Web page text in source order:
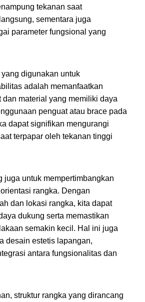
tekanan saat
sementara juga
parameter fungsional yang
digunakan untuk
adalah memanfaatkan
dan material yang memiliki daya
penguat atau brace pada
dapat signifikan mengurangi
terpapar oleh tekanan tinggi
juga untuk mempertimbangkan
rangka. Dengan
dan lokasi rangka, kita dapat
dukung serta memastikan
semakin kecil. Hal ini juga
desain estetis lapangan,
antara fungsionalitas dan
struktur rangka yang dirancang